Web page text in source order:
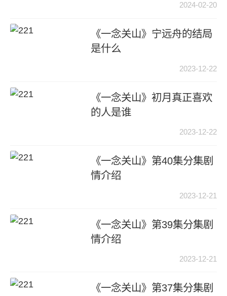
2024-02-20
《一念关山》宁远舟的结局
是什么
2023-12-22
《一念关山》初月真正喜欢
的人是谁
2023-12-22
《一念关山》第40集分集剧
情介绍
2023-12-21
《一念关山》第39集分集剧
情介绍
2023-12-21
《一念关山》第37集分集剧